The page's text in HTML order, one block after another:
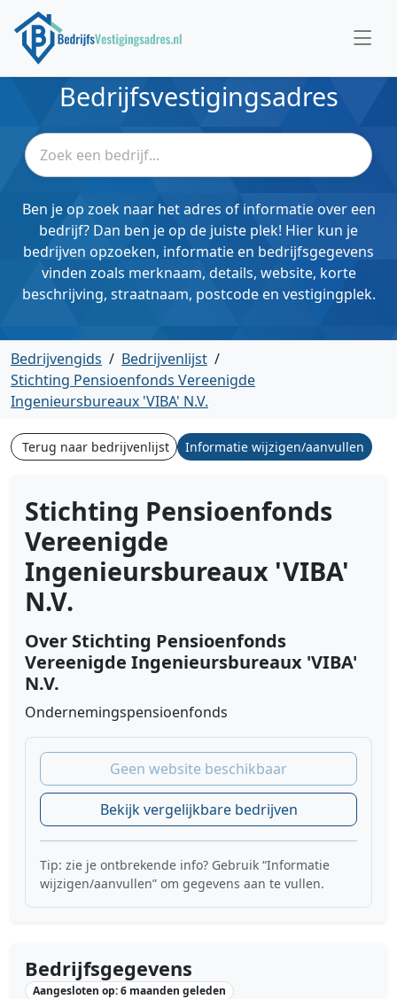
Bedrijfsvestigingsadres
Ben je op zoek naar het adres of informatie over een
bedrijf? Dan ben je op de juiste plek! Hier kun je
bedrijven opzoeken, informatie en bedrijfsgegevens
vinden zoals merknaam, details, website, korte
beschrijving, straatnaam, postcode en vestigingplek.
Bedrijvengids / Bedrijvenlijst /
Stichting Pensioenfonds Vereenigde
Ingenieursbureaux 'VIBA' N.V.
Terug naar bedrijvenlijst Informatie wijzigen/aanvullen
Stichting Pensioenfonds
Vereenigde
Ingenieursbureaux 'VIBA'
N.V.
Over Stichting Pensioenfonds
Vereenigde Ingenieursbureaux 'VIBA'
N.V.
Ondernemingspensioenfonds
Geen website beschikbaar
Bekijk vergelijkbare bedrijven
Tip: zie je ontbrekende info? Gebruik “Informatie
wijzigen/aanvullen” om gegevens aan te vullen.
Bedrijfsgegevens
Aangesloten op: 6 maanden geleden